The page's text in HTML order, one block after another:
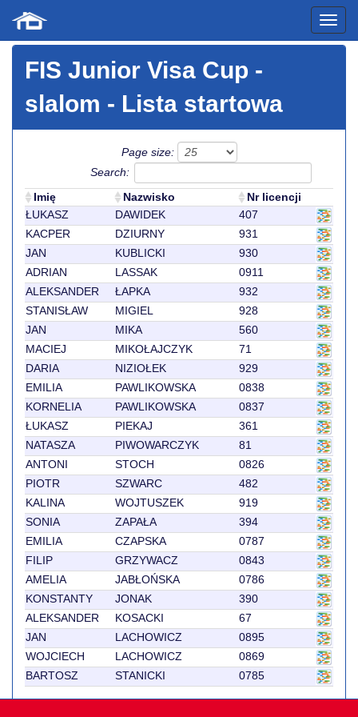
FIS Junior Visa Cup -
slalom - Lista startowa
Page size:
Search:
Imię
Nazwisko
Nr licencji
ŁUKASZ
DAWIDEK
407
KACPER
DZIURNY
931
JAN
KUBLICKI
930
ADRIAN
LASSAK
0911
ALEKSANDER
ŁAPKA
932
STANISŁAW
MIGIEL
928
JAN
MIKA
560
MACIEJ
MIKOŁAJCZYK
71
DARIA
NIZIOŁEK
929
EMILIA
PAWLIKOWSKA
0838
KORNELIA
PAWLIKOWSKA
0837
ŁUKASZ
PIEKAJ
361
NATASZA
PIWOWARCZYK
81
ANTONI
STOCH
0826
PIOTR
SZWARC
482
KALINA
WOJTUSZEK
919
SONIA
ZAPAŁA
394
EMILIA
CZAPSKA
0787
FILIP
GRZYWACZ
0843
AMELIA
JABŁOŃSKA
0786
KONSTANTY
JONAK
390
ALEKSANDER
KOSACKI
67
JAN
LACHOWICZ
0895
WOJCIECH
LACHOWICZ
0869
BARTOSZ
STANICKI 0785